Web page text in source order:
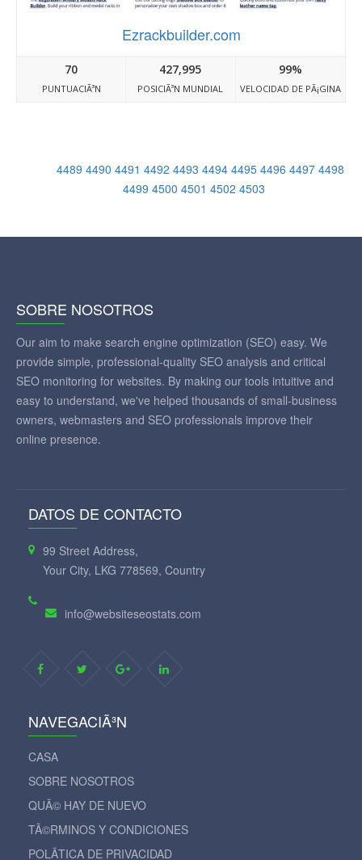
Ezrackbuilder.com
70
PUNTUACIÃ³N
427,995
POSICIÃ³N MUNDIAL
99%
VELOCIDAD DE PÃ¡GINA
4489 4490 4491 4492 4493 4494 4495 4496 4497 4498
4499 4500 4501 4502 4503
SOBRE NOSOTROS
Our aim to make search engine optimization (SEO) easy. We
provide simple, professional-quality SEO analysis and critical
SEO monitoring for websites. By making our tools intuitive and
easy to understand, we've helped thousands of small-business
owners, webmasters and SEO professionals improve their
online presence.
DATOS DE CONTACTO
99 Street Address,
Your City, LKG 778569, Country
info@websiteseostats.com
NAVEGACIÃ³N
CASA
SOBRE NOSOTROS
QUÃ© HAY DE NUEVO
TÃ©RMINOS Y CONDICIONES
POLÃ­TICA DE PRIVACIDAD